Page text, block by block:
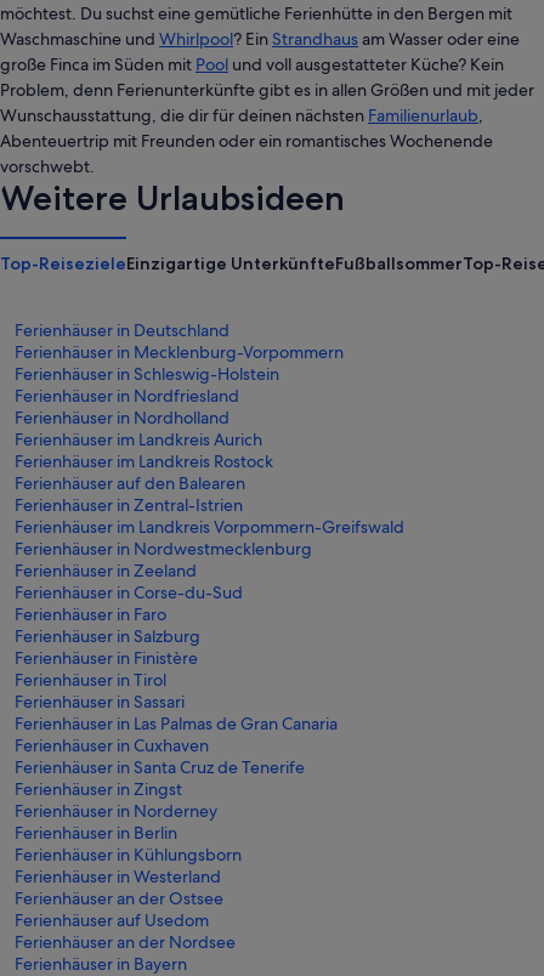
möchtest. Du suchst eine gemütliche Ferienhütte in den Bergen mit
Waschmaschine und Whirlpool? EinStrandhaus am Wasser oder eine
große Finca im Süden mit Pool und voll ausgestatteter Küche? Kein
Problem, denn Ferienunterkünfte gibt es in allen Größen und mit jeder
Wunschausstattung, die dir für deinen nächsten Familienurlaub,
Abenteuertrip mit Freunden oder ein romantisches Wochenende
vorschwebt.
Weitere Urlaubsideen
Top-ReisezieleEinzigartige UnterkünfteFußballsommerTop-
Ferienhäuser in Deutschland
Ferienhäuser in Mecklenburg-Vorpommern
Ferienhäuser in Schleswig-Holstein
Ferienhäuser in Nordfriesland
Ferienhäuser in Nordholland
Ferienhäuser im Landkreis Aurich
Ferienhäuser im Landkreis Rostock
Ferienhäuser auf den Balearen
Ferienhäuser in Zentral-Istrien
Ferienhäuser im Landkreis Vorpommern-Greifswald
Ferienhäuser in Nordwestmecklenburg
Ferienhäuser in Zeeland
Ferienhäuser in Corse-du-Sud
Ferienhäuser in Faro
Ferienhäuser in Salzburg
Ferienhäuser in Finistère
Ferienhäuser in Tirol
Ferienhäuser in Sassari
Ferienhäuser in Las Palmas de Gran Canaria
Ferienhäuser in Cuxhaven
Ferienhäuser in Santa Cruz de Tenerife
Ferienhäuser in Zingst
Ferienhäuser in Norderney
Ferienhäuser in Berlin
Ferienhäuser in Kühlungsborn
Ferienhäuser in Westerland
Ferienhäuser an der Ostsee
Ferienhäuser auf Usedom
Ferienhäuser an der Nordsee
Ferienhäuser in Bayern